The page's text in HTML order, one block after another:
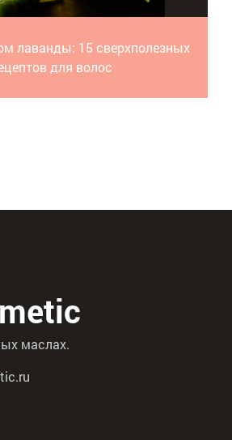
лаванды: 15 сверхполезных
для волос
маслах.